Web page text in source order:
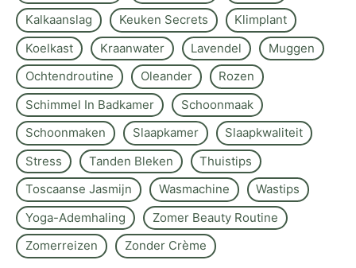
Kalkaanslag
Keuken Secrets
Klimplant
Koelkast
Kraanwater Lavendel
Muggen
Ochtendroutine
Oleander
Rozen
Schimmel In Badkamer
Schoonmaak
Schoonmaken
Slaapkamer
Slaapkwaliteit
Stress
Tanden Bleken
Thuistips
Toscaanse Jasmijn
Wasmachine
Wastips
Yoga-Ademhaling
Zomer Beauty Routine
Zomerreizen
Zonder Crème